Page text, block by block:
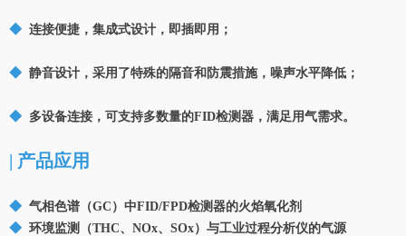
◆ 连接便捷，集成式设计，即插即用；
◆ 静音设计，采用了特殊的隔音和防震措施，噪声水平降低；
◆ 多设备连接，可支持多数量的FID检测器，满足用气需求。
| 产品应用
◆ 气相色谱（GC）中FID/FPD检测器的火焰氧化剂
◆ 环境监测（THC、NOx、SOx）与工业过程分析仪的气源